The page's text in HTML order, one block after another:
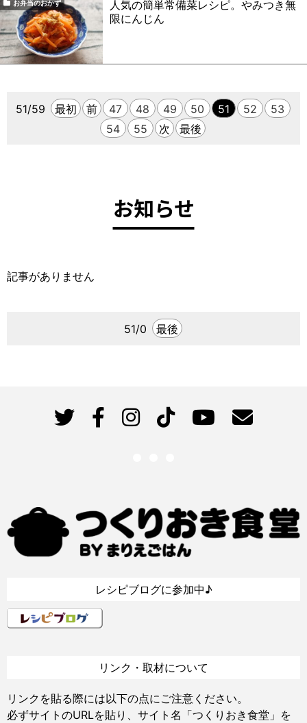
お弁当のおかず
人気の簡単常備菜レシピ。やみつき無
限にんじん
51/59 最初 前 47 48 49 50 51 52
53
54
55 次 最後
お知らせ
記事がありません
51/0 最後
レシピブログに参加中♪
リンク・取材について
リンクを貼る際には以下の点にご注意ください。
必ずサイトのURLを貼り、サイト名「つくりおき食堂」を